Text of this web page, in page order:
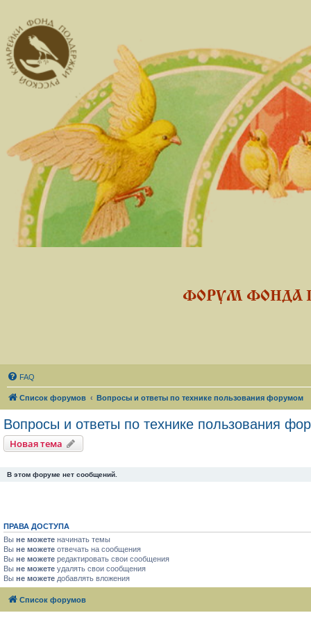
ФОРУМ ФОНДА
FAQ
Список форумов Вопросы и ответы по технике пользования форумом
Вопросы и ответы по технике пользования
Новая тема
В этом форуме нет сообщений.
ПРАВА ДОСТУПА
Вы не можете начинать темы
Вы не можете отвечать на сообщения
Вы не можете редактировать свои сообщения
Вы не можете удалять свои сообщения
Вы не можете добавлять вложения
Список форумов